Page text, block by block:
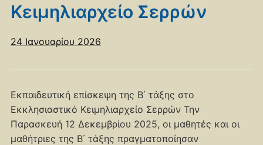
Κειμηλιαρχείο Σερρών
24 Ιανουαρίου 2026
Εκπαιδευτική επίσκεψη της Β΄ τάξης στο
Εκκλησιαστικό Κειμηλιαρχείο Σερρών Την
Παρασκευή 12 Δεκεμβρίου 2025, οι μαθητές και οι
μαθήτριες της Β΄ τάξης πραγματοποίησαν